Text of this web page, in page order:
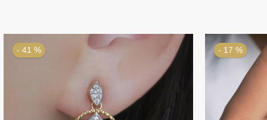
- 17 % - 53 %